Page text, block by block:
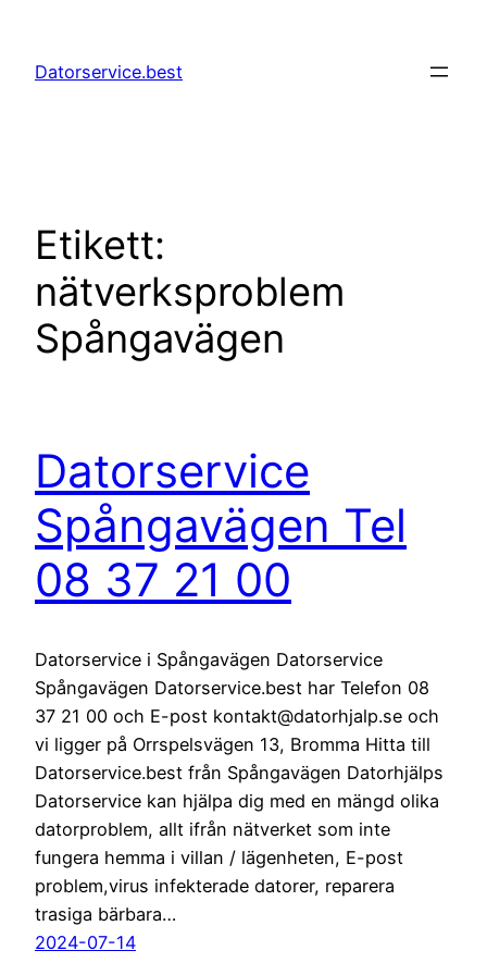
innehåll
Datorservice.best
Etikett:
nätverksproblem
Spångavägen
Datorservice
Spångavägen Tel
08 37 21 00
Datorservice i Spångavägen Datorservice
Spångavägen Datorservice.best har Telefon 08
37 21 00 och E-post kontakt@datorhjalp.se och
vi ligger på Orrspelsvägen 13, Bromma Hitta till
Datorservice.best från Spångavägen Datorhjälps
Datorservice kan hjälpa dig med en mängd olika
datorproblem, allt ifrån nätverket som inte
fungera hemma i villan / lägenheten, E-post
problem,virus infekterade datorer, reparera
trasiga bärbara…
2024-07-14